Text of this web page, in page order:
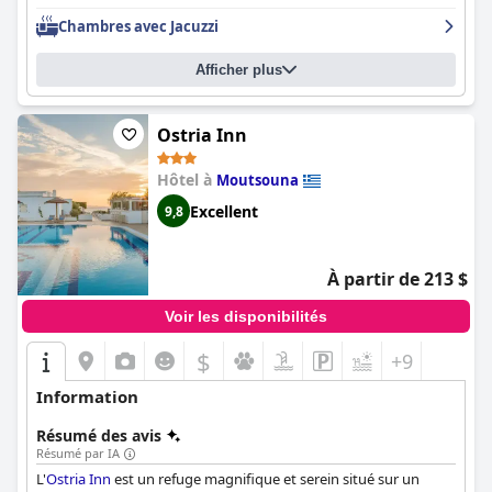
Chambres avec Jacuzzi
Afficher plus
Ostria Inn
Hôtel à Moutsouna
9,8 Excellent
À partir de 213 $
Voir les disponibilités
$ +9
Information
Résumé des avis
Résumé par IA
L'Ostria Inn est un refuge magnifique et serein situé sur un